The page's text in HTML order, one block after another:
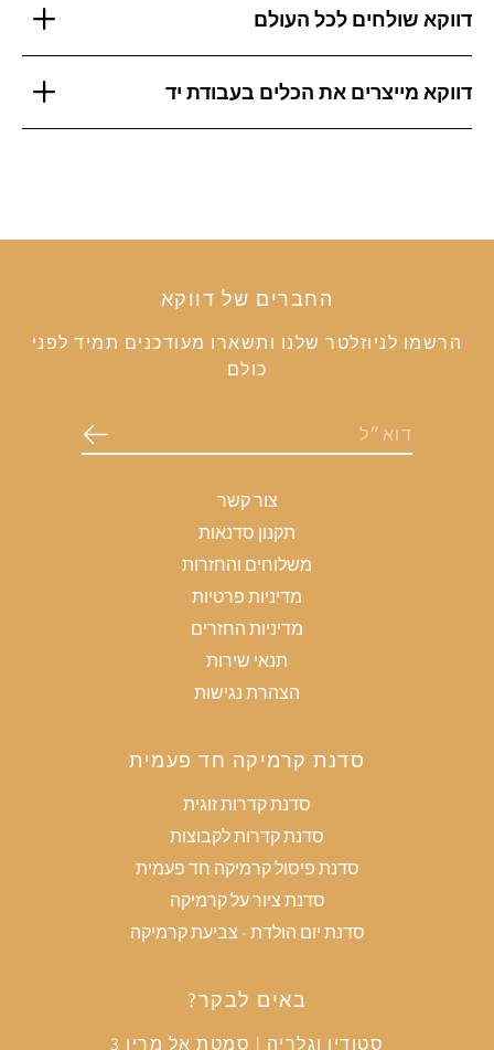
דווקא שולחים לכל העולם
דווקא מייצרים את הכלים בעבודת יד
החברים של דווקא
הרשמו לניוזלטר שלנו ותשארו מעודכנים תמיד לפני
כולם
צור קשר
תקנון סדנאות
משלוחים והחזרות
מדיניות פרטיות
מדיניות החזרים
תנאי שירות
הצהרת נגישות
סדנת קרמיקה חד פעמית
סדנת קדרות זוגית
סדנת קדרות לקבוצות
סדנת פיסול קרמיקה חד פעמית
סדנת ציור על קרמיקה
סדנת יום הולדת - צביעת קרמיקה
באים לבקר?
סטודיו וגלריה | סמטת אל מרין 3